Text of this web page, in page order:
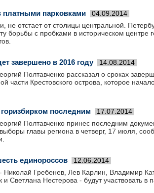
платными парковками 04.09.2014
не отстает от столицы центральной.
борьбы с пробками в историческом центре
завершено в 2016 году 14.08.2014
Полтавченко рассказал о сроках
части Крестовского острова, которое
последним 17.07.2014
Полтавченко принес последним
главы региона в четверг, 17 июля,
единороссов 12.06.2014
Гребенев, Лев Карлин, Владимир
и Светлана Нестерова - будут участвовать в